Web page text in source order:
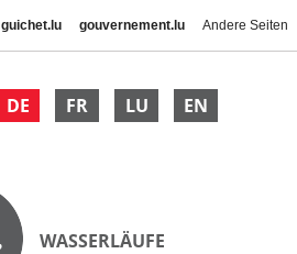
guichet.lu gouvernement.lu Andere Seiten
DE FR LU EN
WASSERLÄUFE